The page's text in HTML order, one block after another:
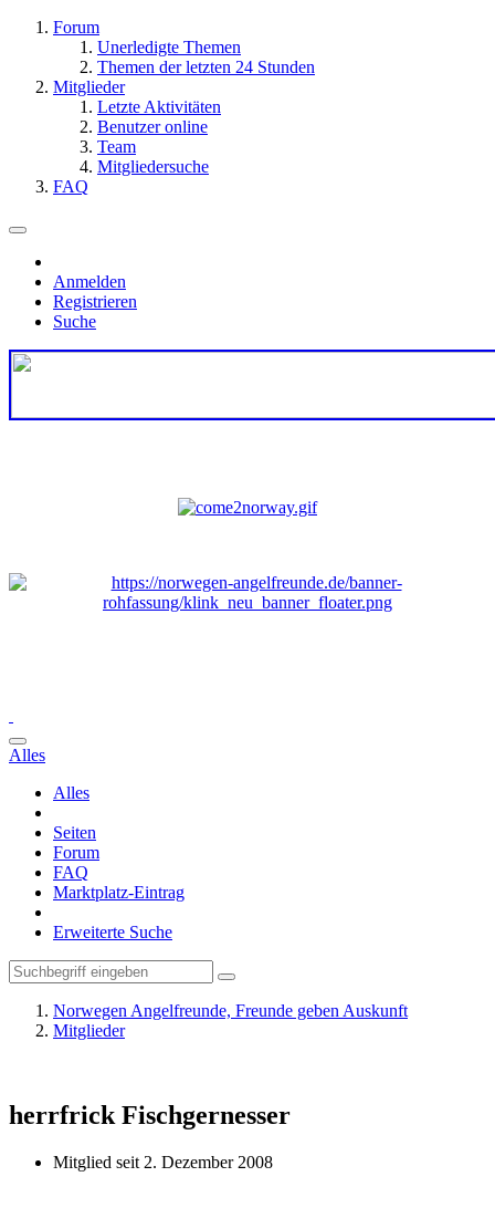
Forum
Unerledigte Themen
Themen der letzten 24 Stunden
Mitglieder
Letzte Aktivitäten
Benutzer online
Team
Mitgliedersuche
FAQ
Anmelden
Registrieren
Suche
Alles
Alles
Seiten
Forum
FAQ
Marktplatz-Eintrag
Erweiterte Suche
Norwegen Angelfreunde, Freunde geben Auskunft
Mitglieder
herrfrick Fischgernesser
Mitglied seit 2. Dezember 2008